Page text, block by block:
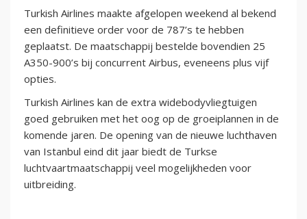
Turkish Airlines maakte afgelopen weekend al bekend
een definitieve order voor de 787’s te hebben
geplaatst. De maatschappij bestelde bovendien 25
A350-900’s bij concurrent Airbus, eveneens plus vijf
opties.
Turkish Airlines kan de extra widebodyvliegtuigen
goed gebruiken met het oog op de groeiplannen in de
komende jaren. De opening van de nieuwe luchthaven
van Istanbul eind dit jaar biedt de Turkse
luchtvaartmaatschappij veel mogelijkheden voor
uitbreiding.